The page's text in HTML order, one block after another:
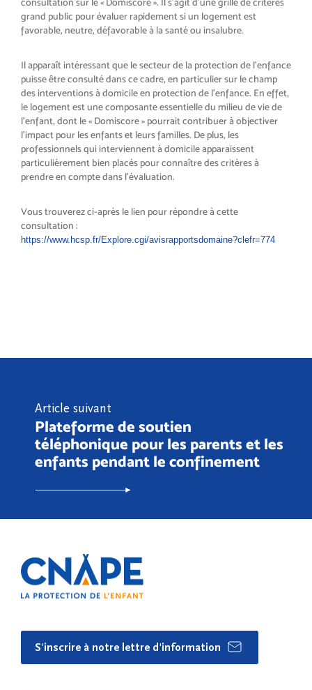
grand public pour évaluer rapidement si un logement est
favorable, neutre, défavorable à la santé ou insalubre.
Il apparaît intéressant que le secteur de la protection de l’enfance
puisse être consulté dans ce cadre, en particulier sur le champ
des interventions à domicile en protection de l’enfance. En effet,
le logement est une composante essentielle du milieu de vie de
l’enfant, dont le « Domiscore » pourrait contribuer à objectiver
l’impact pour les enfants et leurs familles. De plus, les
professionnels qui interviennent à domicile apparaissent
particulièrement bien placés pour connaître des critères à
prendre en compte dans l’évaluation.
Vous trouverez ci-après le lien pour répondre à cette
consultation :
https://www.hcsp.fr/Explore.cgi/avisrapportsdomaine?clefr=774
Article suivant
Plateforme de soutien
téléphonique pour les parents et les
enfants pendant le confinement
S'inscrire à notre lettre d'information